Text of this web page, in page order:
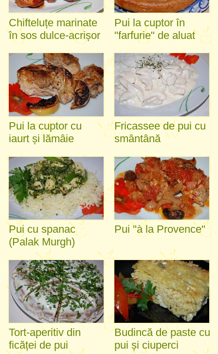
Chifteluțe marinate
în sos dulce-acrișor
Pui la cuptor în
"farfurie" de aluat
Pui la cuptor cu
iaurt și lămâie
Fricassee de pui cu
smântână
Pui cu spanac
(Palak Murgh)
Pui "à la Provence"
Tort-aperitiv din
ficăței de pui
Budincă de paste cu
pui și ciuperci